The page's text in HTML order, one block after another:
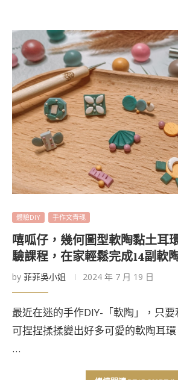
體驗DIY 手作文青魂
嘻呱仔，幾何圖型軟陶黏土耳
驗課程，在家輕鬆完成14副軟
by 菲菲吳小姐 2024 年 7 月 19 日
最近在迷的手作DIY-「軟陶」，只
可捏捏揉揉變出好多可愛的軟陶耳
…